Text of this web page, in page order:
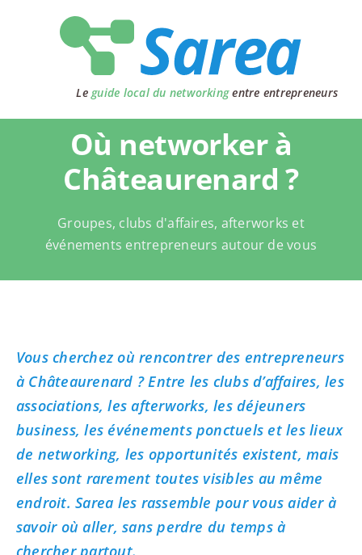
Le guide local du networkingentre entrepreneurs
Où networker à
Châteaurenard ?
Groupes, clubs d'affaires, afterworks et
événements entrepreneurs autour de vous
Vous cherchez où rencontrer des entrepreneurs
à Châteaurenard ? Entre les clubs d’affaires, les
associations, les afterworks, les déjeuners
business, les événements ponctuels et les lieux
de networking, les opportunités existent, mais
elles sont rarement toutes visibles au même
endroit. Sarea les rassemble pour vous aider à
savoir où aller, sans perdre du temps à
chercher partout.